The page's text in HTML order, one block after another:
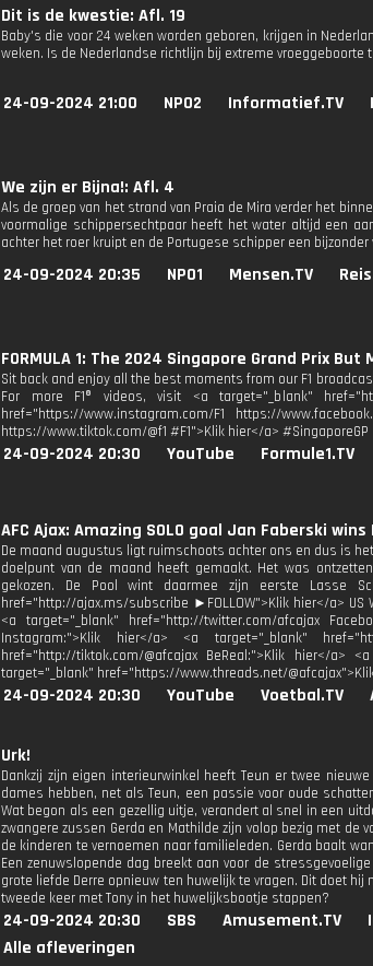
Dit is de kwestie: Afl. 19
Baby's die voor 24 weken worden geboren, krijgen in
weken. Is de Nederlandse richtlijn bij extreme vroeggeboorte
24-09-2024 21:00 NPO2 Informatief.TV
We zijn er Bijna!: Afl. 4
Als de groep van het strand van Praia de Mira verder het
voormalige schippersechtpaar heeft het water altijd een
achter het roer kruipt en de Portugese schipper een bijzonder
24-09-2024 20:35 NPO1 Mensen.TV
FORMULA 1: The 2024 Singapore Grand Prix But
Sit back and enjoy all the best moments from our F1
For more F1® videos, visit <a target="_blank"
href="https://www.instagram.com/F1 https://
https://www.tiktok.com/@f1 #F1">Klik hier</a> #SingaporeGP
24-09-2024 20:30 YouTube Formule1.TV
AFC Ajax: Amazing SOLO goal Jan Faberski
De maand augustus ligt ruimschoots achter ons en dus is
doelpunt van de maand heeft gemaakt. Het was
gekozen. De Pool wint daarmee zijn eerste Lasse
href="http://ajax.ms/subscribe ►FOLLOW">Klik hier</a>
<a target="_blank" href="http://twitter.com/afcajax
Instagram:">Klik hier</a> <a target="_blank"
href="http://tiktok.com/@afcajax BeReal:">Klik hier</a>
target="_blank" href="https://www.threads.net/
24-09-2024 20:30 YouTube Voetbal.TV
Urk!
Dankzij zijn eigen interieurwinkel heeft Teun er twee
dames hebben, net als Teun, een passie voor oude
Wat begon als een gezellig uitje, verandert al snel in een
zwangere zussen Gerda en Mathilde zijn volop bezig met
de kinderen te vernoemen naar familieleden. Gerda baalt
Een zenuwslopende dag breekt aan voor de
grote liefde Derre opnieuw ten huwelijk te vragen. Dit doet hij
tweede keer met Tony in het huwelijksbootje stappen?
24-09-2024 20:30 SBS Amusement.TV
Alle afleveringen